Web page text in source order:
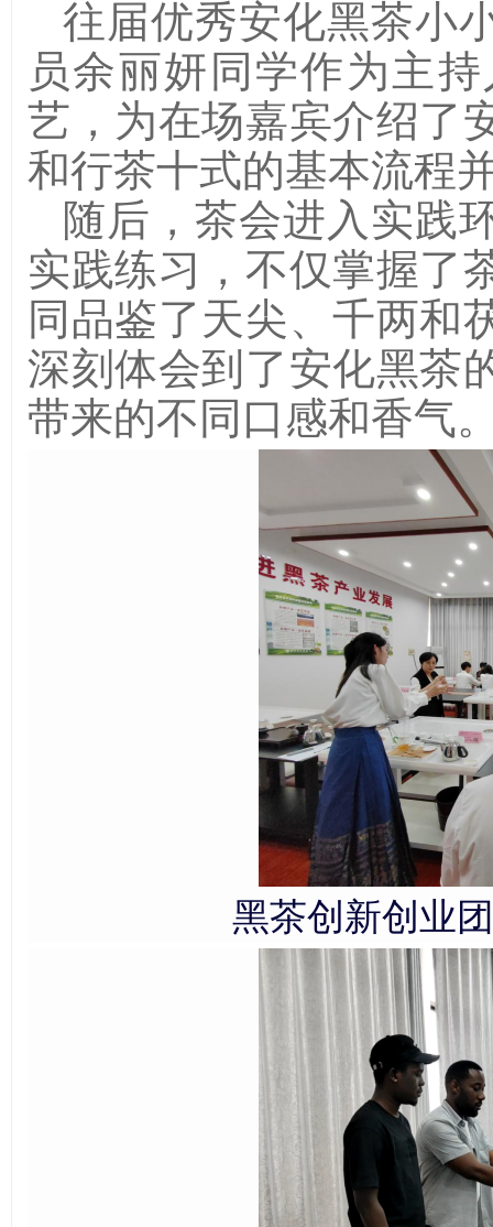
往届优秀安化黑茶小
员余丽妍同学作为主
艺，为在场嘉宾介绍了
和行茶十式的基本流程
随后，茶会进入实践
实践练习，不仅掌握了
同品鉴了天尖、千两和
深刻体会到了安化黑茶
带来的不同口感和香气
黑茶创新创业